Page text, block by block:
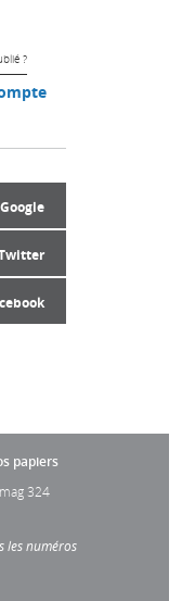
?
papiers
324
les numéros